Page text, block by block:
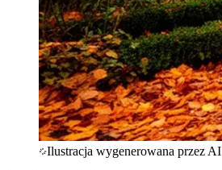
Ilustracja wygenerowana przez AI